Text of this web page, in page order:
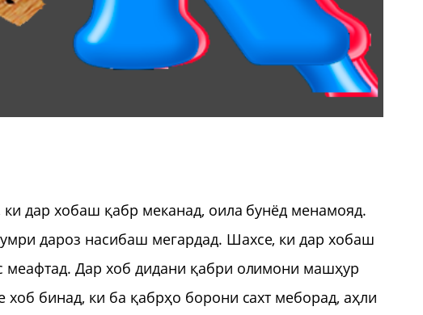
дар хобаш қабр меканад, оила бунёд менамояд.
дароз насибаш мегардад. Шахсе, ки дар хобаш
меафтад. Дар хоб дидани қабри олимони машҳур
бинад, ки ба қабрҳо борони сахт меборад, аҳли